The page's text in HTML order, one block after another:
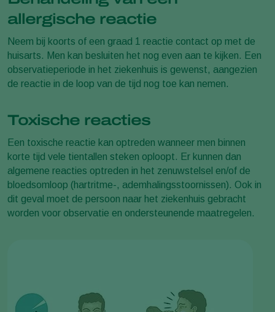
allergische reactie
Neem bij koorts of een graad 1 reactie contact op met de
huisarts. Men kan besluiten het nog even aan te kijken. Een
observatieperiode in het ziekenhuis is gewenst, aangezien
de reactie in de loop van de tijd nog toe kan nemen.
Toxische reacties
Een toxische reactie kan optreden wanneer men binnen
korte tijd vele tientallen steken oploopt. Er kunnen dan
algemene reacties optreden in het zenuwstelsel en/of de
bloedsomloop (hartritme-, ademhalingsstoornissen). Ook in
dit geval moet de persoon naar het ziekenhuis gebracht
worden voor observatie en ondersteunende maatregelen.